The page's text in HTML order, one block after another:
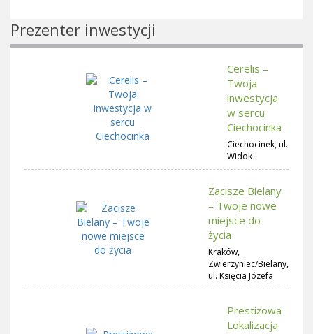
Prezenter inwestycji
Cerelis –
Twoja
inwestycja
w sercu
Ciechocinka
Ciechocinek, ul.
Widok
Zacisze Bielany
– Twoje nowe
miejsce do
życia
Kraków,
Zwierzyniec/Bielany,
ul. Księcia Józefa
Prestiżowa
Lokalizacja